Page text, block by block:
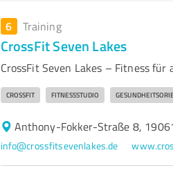
6 Training
CrossFit Seven Lakes
CrossFit Seven Lakes – Fitness
CROSSFIT FITNESSSTUDIO
Anthony-Fokker-Straße 8,
info@crossfitsevenlakes.de